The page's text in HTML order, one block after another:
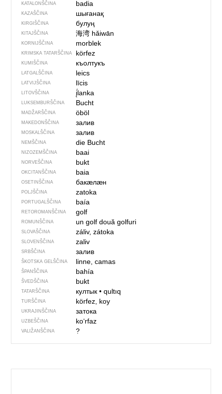
KATALONŠČINA badia
KAZAŠČINA шығанақ
KIRGIŠČINA булуң
KITAJŠČINA 海湾 hǎiwān
KORNIJŠČINA morblek
KRIMSKA TATARŠČINA körfez
KUMIŠČINA къолтукъ
LATGALŠČINA leics
LATVIJŠČINA līcis
LITOVŠČINA į́lanka
LUKSEMBURŠČINA Bucht
MADŽARŠČINA öböl
MAKEDONŠČINA залив
MOSKALŠČINA залив
NEMŠČINA die Bucht
NIZOZEMŠČINA baai
NORVEŠČINA bukt
OKCITANŠČINA baia
OSETINŠČINA бакӕлӕн
POLJŠČINA zatoka
PORTUGALŠČINA baía
RETOROMANŠČINA golf
ROMUNŠČINA un golfdouă golfuri
SLOVAŠČINA záliv, zátoka
SLOVENŠČINA zaliv
SRBŠČINA залив
ŠKOTSKA GELŠČINA linne, camas
ŠPANŠČINA bahía
ŠVEDŠČINA bukt
TATARŠČINA култык• qultıq
TURŠČINA körfez, koy
UKRAJINŠČINA затока
UZBEŠČINA koʻrfaz
VALIŽANŠČINA ?